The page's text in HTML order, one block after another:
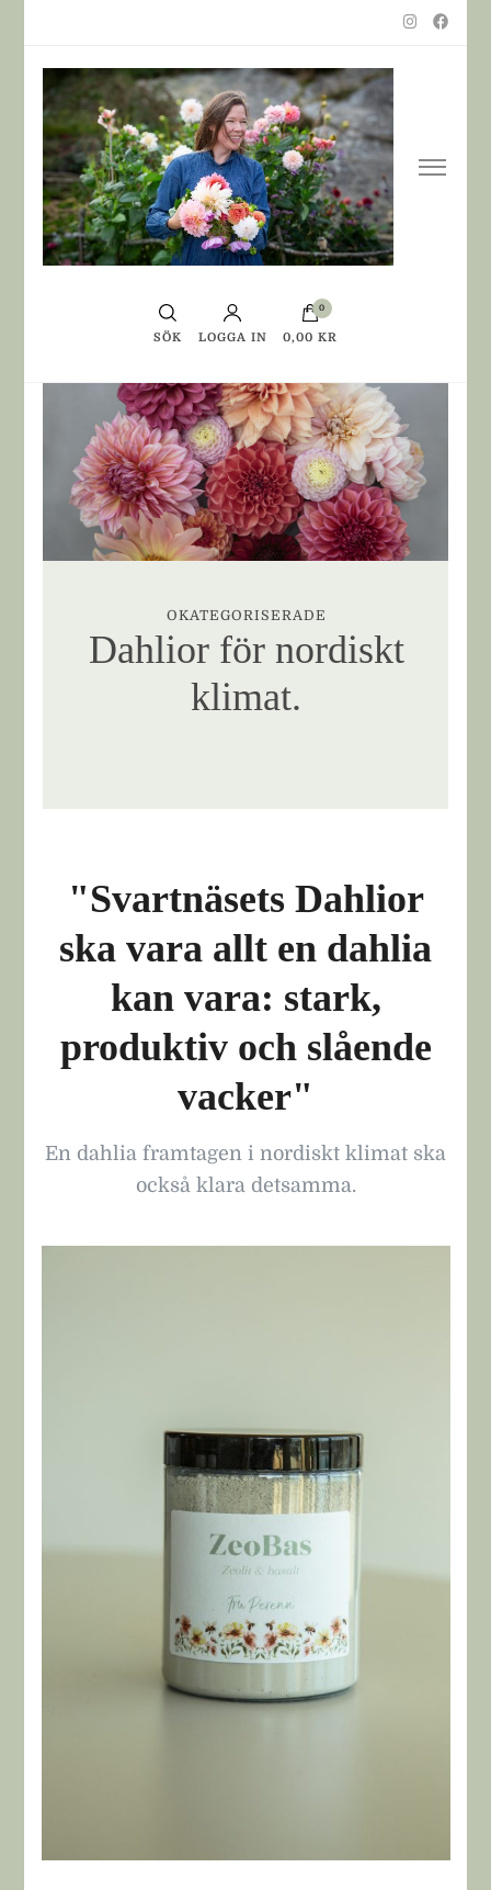
SÖK LOGGA IN
0
0,00 KR
OKATEGORISERADE
Dahlior för nordiskt
klimat.
"Svartnäsets Dahlior
ska vara allt en dahlia
kan vara: stark,
produktiv och slående
vacker"
En dahlia framtagen i nordiskt klimat ska
också klara detsamma.